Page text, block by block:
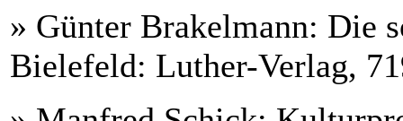
» Günter Brakelmann: Die
Bielefeld: Luther-Verlag,